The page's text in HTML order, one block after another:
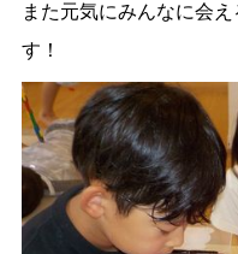
また元気にみんなに会
す！